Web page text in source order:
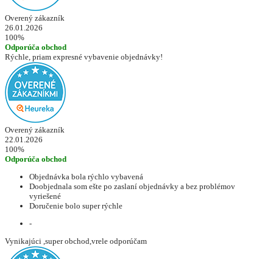
Overený zákazník
26.01.2026
100%
Odporúča obchod
Rýchle, priam expresné vybavenie objednávky!
Overený zákazník
22.01.2026
100%
Odporúča obchod
Objednávka bola rýchlo vybavená
Doobjednala som ešte po zaslaní objednávky a bez problémov
vyriešené
Doručenie bolo super rýchle
-
Vynikajúci ,super obchod,vrele odporúčam